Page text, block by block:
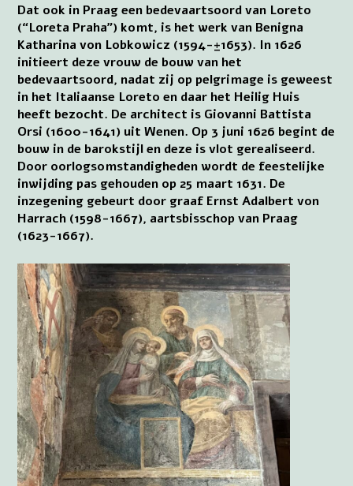
Dat ook in Praag een bedevaartsoord van Loreto
(“Loreta Praha”) komt, is het werk van Benigna
Katharina von Lobkowicz (1594-±1653). In 1626
initieert deze vrouw de bouw van het
bedevaartsoord, nadat zij op pelgrimage is geweest
in het Italiaanse Loreto en daar het Heilig Huis
heeft bezocht. De architect is Giovanni Battista
Orsi (1600-1641) uit Wenen. Op 3 juni 1626 begint de
bouw in de barokstijl en deze is vlot gerealiseerd.
Door oorlogsomstandigheden wordt de feestelijke
inwijding pas gehouden op 25 maart 1631. De
inzegening gebeurt door graaf Ernst Adalbert von
Harrach (1598-1667), aartsbisschop van Praag
(1623-1667).